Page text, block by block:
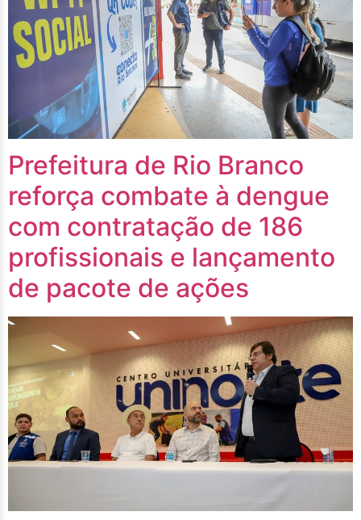
Prefeitura de Rio Branco
reforça combate à dengue
com contratação de 186
profissionais e lançamento
de pacote de ações